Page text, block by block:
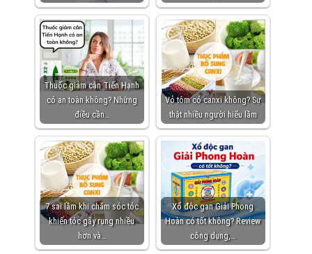
Thuốc giảm cân Tiến Hạnh
có an toàn không? Những
điều cần…
Vỏ tôm có canxi không? Sự
thật nhiều người hiểu lầm
7 sai lầm khi chăm sóc tóc
khiến tóc gãy rụng nhiều
hơn và…
Xổ độc gan Giải Phong
Hoàn có tốt không? Review
công dụng,…